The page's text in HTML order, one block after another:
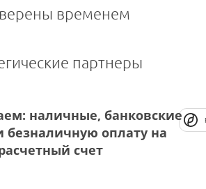
временем
партнеры
наличные, банковские
безналичную оплату на
счет